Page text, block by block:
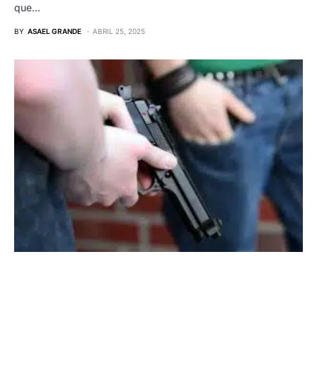
que…
BY ASAEL GRANDE ABRIL 25, 2025